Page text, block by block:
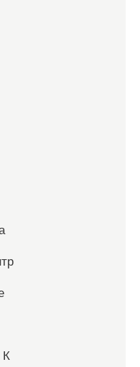
К